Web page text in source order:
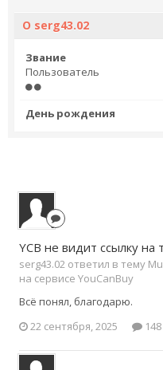
О serg43.02
Звание
Пользователь
День рождения
YCB не видит ссылку на
serg43.02 ответил в тему
на сервисе YouCanBuy
Всё понял, благодарю.
22 сентября, 2025